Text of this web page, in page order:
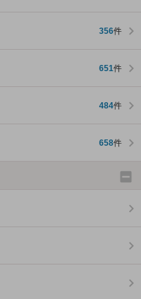
356件
651件
484件
658件